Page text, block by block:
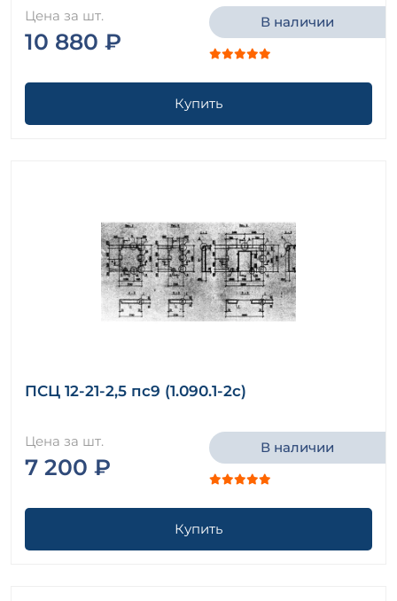
Цена за шт.
10 880 ₽
В наличии
Купить
ПСЦ 12-21-2,5 пс9 (1.090.1-2с)
Цена за шт.
7 200 ₽
В наличии
Купить